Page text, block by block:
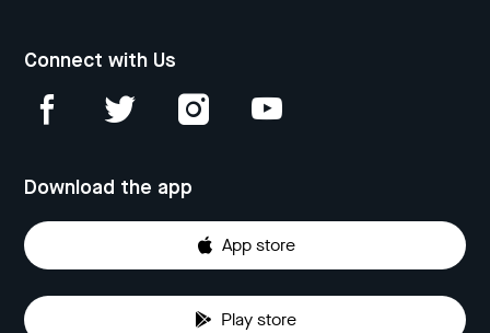
Connect with Us
Download the app
App store
Play store